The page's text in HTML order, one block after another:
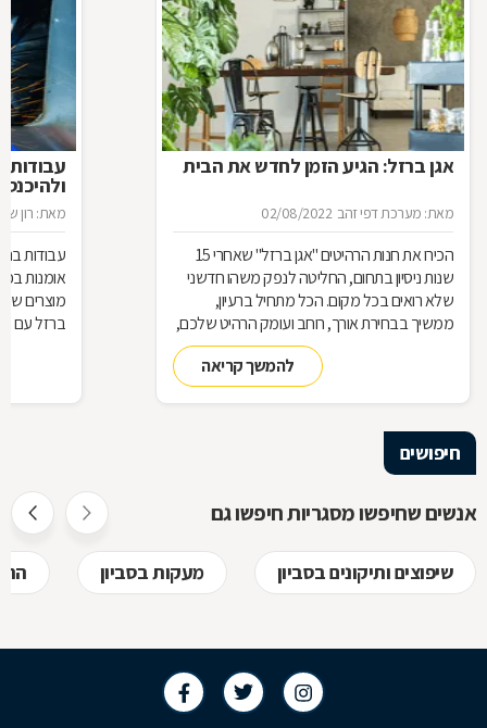
אגן ברזל: הגיע הזמן לחדש את הבית
מאת: מערכת דפי זהב 02/08/2022
הכירו את חנות הרהיטים ''אגן ברזל'' שאחרי 15
שנות ניסיון בתחום, החליטה לנפק משהו חדשני
שלא רואים בכל מקום. הכל מתחיל ברעיון,
ממשיך בבחירת אורך, רוחב ועומק הרהיט שלכם,
ממשיך בייצור מקורי ממיטב חומרי הגלם ומסתיים
ביצירת הפתרון המרשים והמעשי ביותר עבורכם
להמשך קריאה
עבודות
מאת: רון
עבודות
אומנות
מוצרים
ברזל עם
חיפושים
אנשים שחיפשו מסגריות חיפשו גם
שיפוצים ותיקונים בסביון מעקות בסביון